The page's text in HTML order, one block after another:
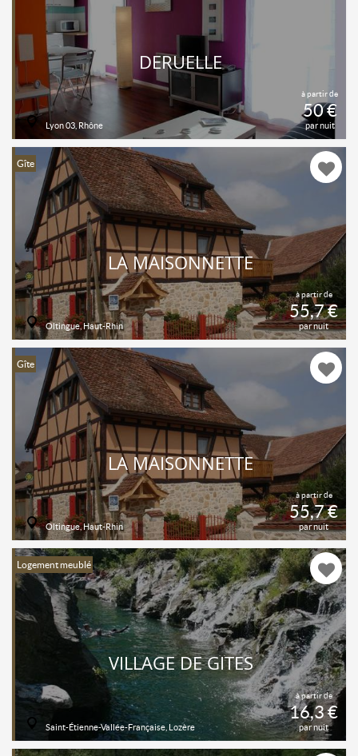
à partir de
50 €
par nuit
DERUELLE
Lyon 03, Rhône
Gîte
à partir de
55,7 €
par nuit
LA MAISONNETTE
Oltingue, Haut-Rhin
Gîte
à partir de
55,7 €
par nuit
LA MAISONNETTE
Oltingue, Haut-Rhin
Logement meublé
à partir de
16,3 €
par nuit
VILLAGE DE GÎTES
Saint-Étienne-Vallée-Française, Lozère